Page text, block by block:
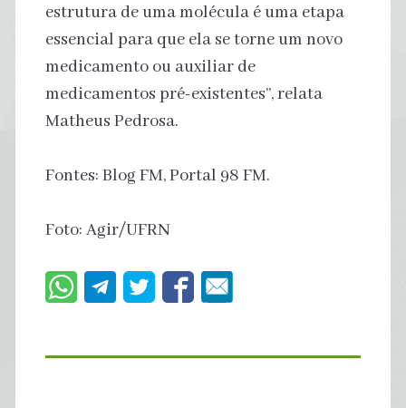
estrutura de uma molécula é uma etapa
essencial para que ela se torne um novo
medicamento ou auxiliar de
medicamentos pré-existentes”, relata
Matheus Pedrosa.
Fontes: Blog FM, Portal 98 FM.
Foto: Agir/UFRN